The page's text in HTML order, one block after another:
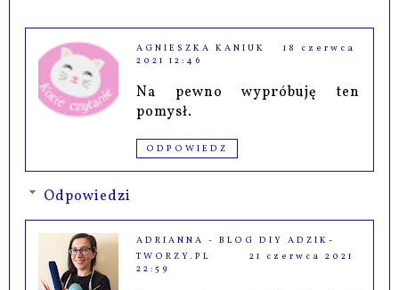
AGNIESZKA KANIUK
18 czerwca
2021 12:46
Na pewno wypróbuję ten
pomysł.
ODPOWIEDZ
Odpowiedzi
ADRIANNA - BLOG DIY ADZIK-
TWORZY.PL
21 czerwca 2021
22:59